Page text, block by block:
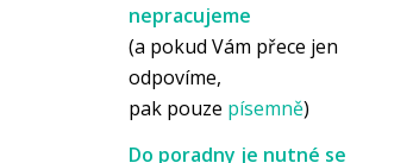
nepracujeme
(a pokud Vám přece jen
odpovíme,
pak pouze písemně)
Do poradny je nutné se